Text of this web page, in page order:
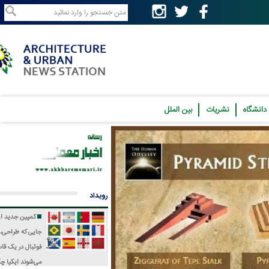
نشریات بین الملل
رویداد
کمپین جدید ایکیا؛
جایی که طراحی، فرهنگ و
فوتبال در یک قاب جمع
ایکیا چگونه جام